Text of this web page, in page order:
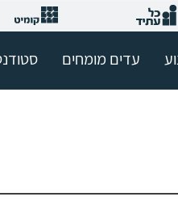
עדים מומחים